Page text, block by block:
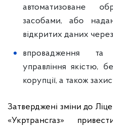
автоматизоване
засобами, або
відкритих даних
впровадження та
управління якістю,
корупції, а також
Затверджені зміни до
«Укртрансгаз»